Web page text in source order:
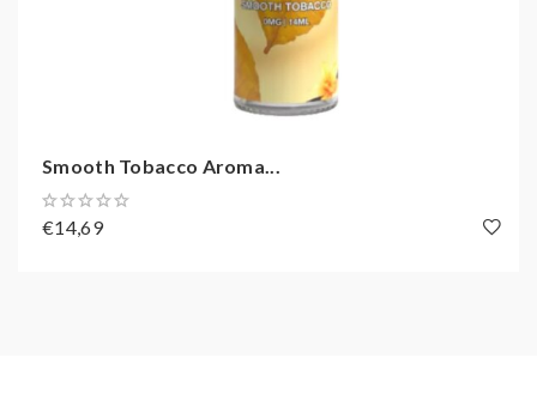
Smooth Tobacco Aroma...
€14,69